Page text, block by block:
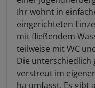
Ihr wohnt in
eingerichteten
mit fließendem
teilweise mit WC
Die unterschiedlich
verstreut im
ha umfasst. Es gibt